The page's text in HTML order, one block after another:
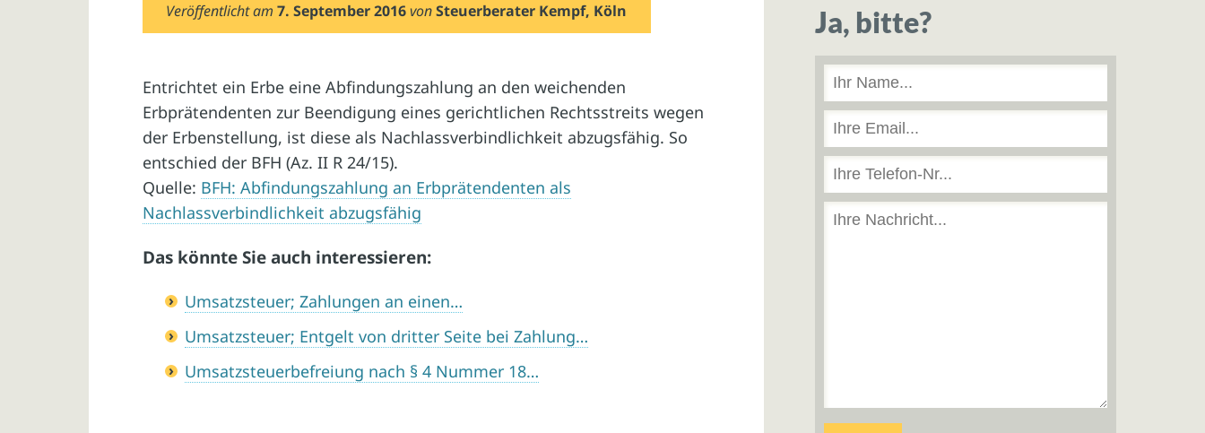
Veröffentlicht am7. September 2016 vonSteuerberater Kempf, Köln
Entrichtet ein Erbe eine Abfindungszahlung an den weichenden
Erbprätendenten zur Beendigung eines gerichtlichen Rechtsstreits wegen
der Erbenstellung, ist diese als Nachlassverbindlichkeit abzugsfähig. So
entschied der BFH (Az. II R 24/15).
Quelle: BFH: Abfindungszahlung an Erbprätendenten als
Nachlassverbindlichkeit abzugsfähig
Das könnte Sie auch interessieren:
Umsatzsteuer; Zahlungen an einen…
Umsatzsteuer; Entgelt von dritter Seite bei Zahlung…
Umsatzsteuerbefreiung nach § 4 Nummer 18…
Ja, bitte?